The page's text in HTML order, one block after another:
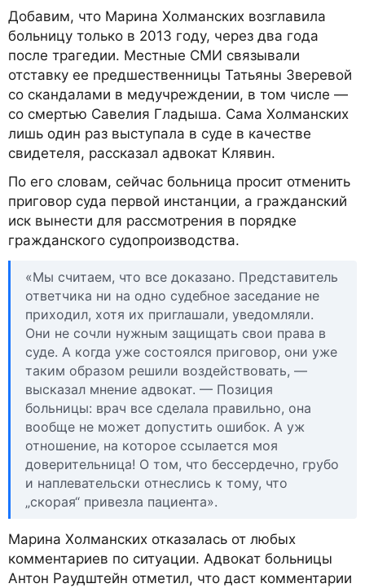
Добавим, что Марина Холманских возглавила
больницу только в 2013 году, через два года
после трагедии. Местные СМИ связывали
отставку ее предшественницы Татьяны Зверевой
со скандалами в медучреждении, в том числе —
со смертью Савелия Гладыша. Сама Холманских
лишь один раз выступала в суде в качестве
свидетеля, рассказал адвокат Клявин.
По его словам, сейчас больница просит отменить
приговор суда первой инстанции, а гражданский
иск вынести для рассмотрения в порядке
гражданского судопроизводства.
«Мы считаем, что все доказано. Представитель
ответчика ни на одно судебное заседание не
приходил, хотя их приглашали, уведомляли.
Они не сочли нужным защищать свои права в
суде. А когда уже состоялся приговор, они уже
таким образом решили воздействовать, —
высказал мнение адвокат. — Позиция
больницы: врач все сделала правильно, она
вообще не может допустить ошибок. А уж
отношение, на которое ссылается моя
доверительница! О том, что бессердечно, грубо
и наплевательски отнеслись к тому, что
„скорая“ привезла пациента».
Марина Холманских отказалась от любых
комментариев по ситуации. Адвокат больницы
Антон Раудштейн отметил, что даст комментарии